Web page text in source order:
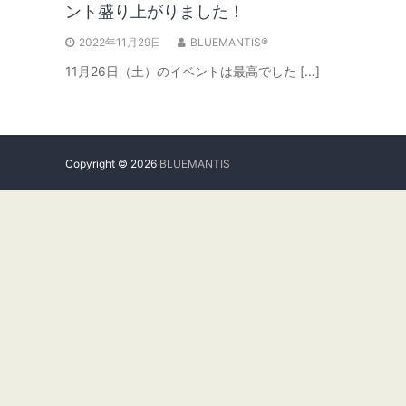
ント盛り上がりました！
2022年11月29日 BLUEMANTIS®
11月26日（土）のイベントは最高でした […]
Copyright © 2026 BLUEMANTIS